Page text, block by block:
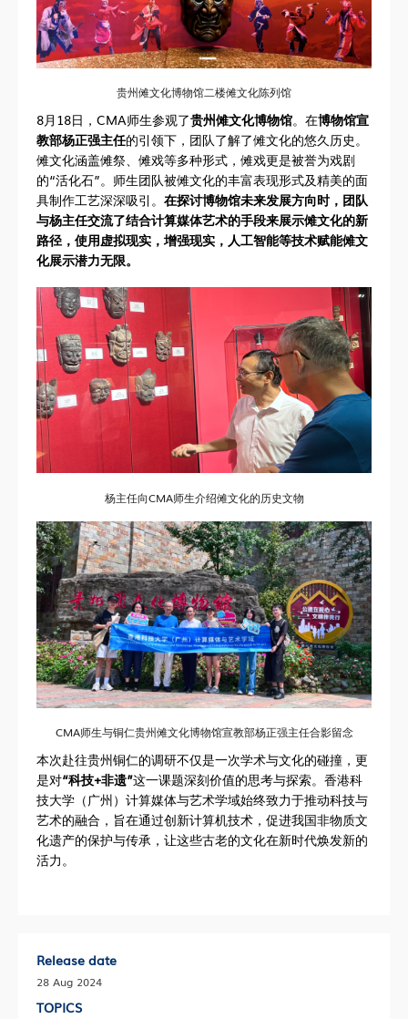
贵州傩文化博物馆二楼傩文化陈列馆
8月18日，CMA师生参观了贵州傩文化博物馆。在博物馆宣
教部杨正强主任的引领下，团队了解了傩文化的悠久历史。
傩文化涵盖傩祭、傩戏等多种形式，傩戏更是被誉为戏剧
的“活化石”。师生团队被傩文化的丰富表现形式及精美的面
具制作工艺深深吸引。 在探讨博物馆未来发展方向时，团队
与杨主任交流了结合计算媒体艺术的手段来展示傩文化的新
路径，使用虚拟现实，增强现实，人工智能等技术赋能傩文
化展示潜力无限。
杨主任向CMA师生介绍傩文化的历史文物
CMA师生与铜仁贵州傩文化博物馆宣教部杨正强主任合影留念
本次赴往贵州铜仁的调研不仅是一次学术与文化的碰撞，更
是对“科技+非遗”这一课题深刻价值的思考与探索。香港科
技大学（广州）计算媒体与艺术学域始终致力于推动科技与
艺术的融合，旨在通过创新计算机技术，促进我国非物质文
化遗产的保护与传承，让这些古老的文化在新时代焕发新的
活力。
Release date
28 Aug 2024
TOPICS